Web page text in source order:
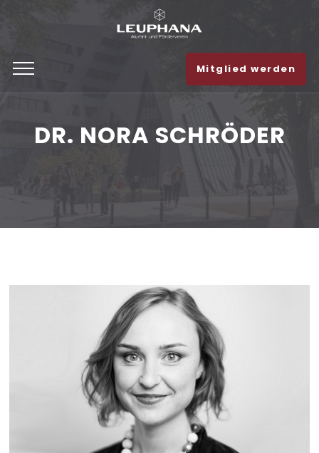
Mitglied werden
DR. NORA SCHRÖDER